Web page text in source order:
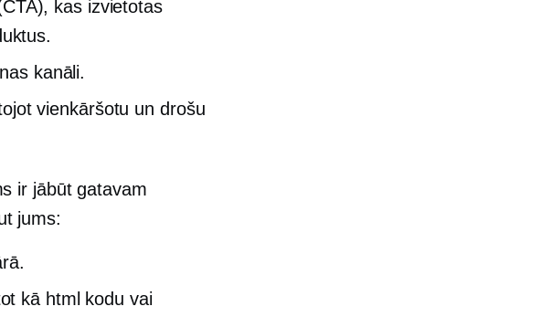
kas izvietotas
kanāli.
vienkāršotu un drošu
ir jābūt gatavam
jums:
kā html kodu vai